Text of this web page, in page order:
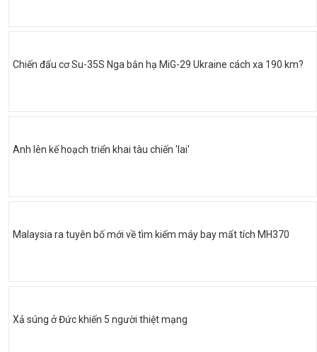
Chiến đấu cơ Su-35S Nga bắn hạ MiG-29 Ukraine cách xa 190 km?
Anh lên kế hoạch triển khai tàu chiến 'lai'
Malaysia ra tuyên bố mới về tìm kiếm máy bay mất tích MH370
Xả súng ở Đức khiến 5 người thiệt mạng